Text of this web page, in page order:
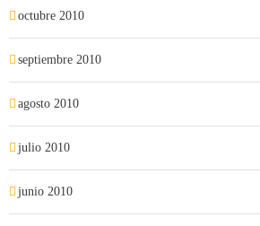
octubre 2010
septiembre 2010
agosto 2010
julio 2010
junio 2010